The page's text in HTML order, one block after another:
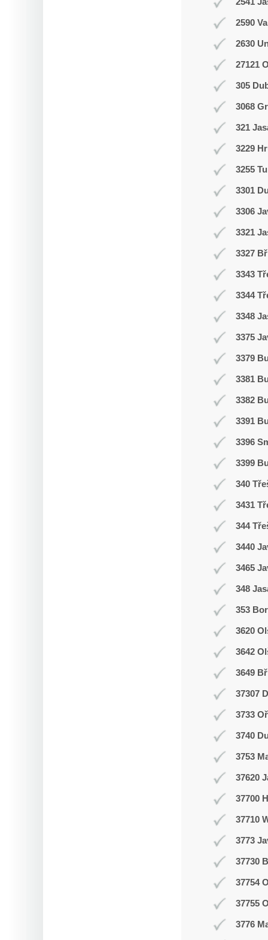
2590
2630
27121
305
3068
321
3229
3255
3301
3306
3321
3327
3343
3344
3348
3375
3379
3381
3382
3391
3396
3399
340
3431
344
3440
3465
348
353
3620
3642
3649
37307
3733
3740
3753
37620
37700
37710
3773
37730
37754
37755
3776